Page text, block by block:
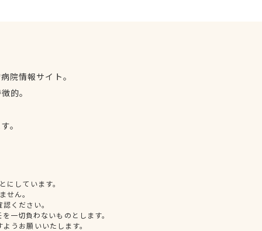
院情報サイト。
的。
。
しています。
せん。
ください。
一切負わないものとします。
うお願いいたします。